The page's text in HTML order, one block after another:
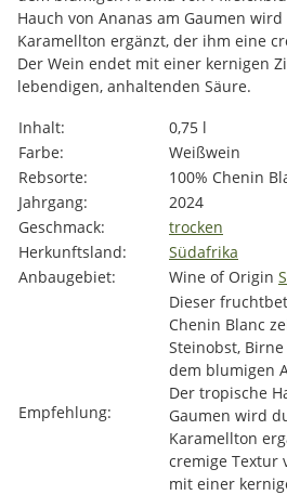
Hauch von Ananas am Gaumen
Karamellton ergänzt, der ihm eine
Der Wein endet mit einer kernigen
lebendigen, anhaltenden Säure.
Produkteigenschaft
Wert
Inhalt:
0,75 l
Farbe:
Weißwein
Rebsorte:
100% Chenin
Jahrgang:
2024
Geschmack:
trocken
Herkunftsland:
Südafrika
Anbaugebiet:
Wine of Origin
Empfehlung:
Dieser
Chenin Blanc
Steinobst,
dem blumigen
Der tropische
Gaumen wird
Karamellton
cremige Textur
mit einer